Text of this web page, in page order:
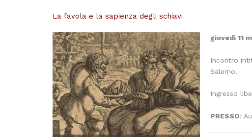
La favola e la sapienza degli schiavi
giovedì 11
Incontro
Salerno.
Ingresso
PRESSO: